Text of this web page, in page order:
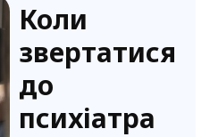
Коли
звертатися
до
психіатра